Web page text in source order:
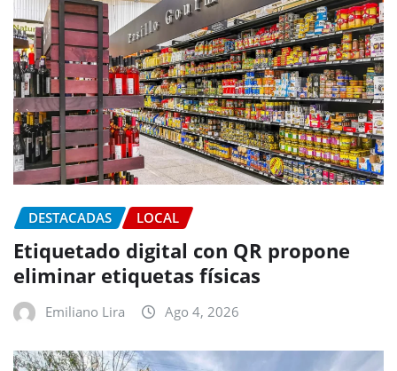
DESTACADAS LOCAL
Etiquetado digital con QR propone
eliminar etiquetas físicas
Emiliano Lira Ago 4, 2026